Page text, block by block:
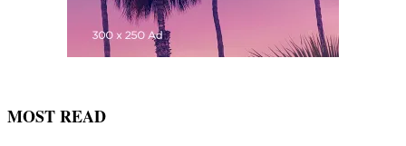
MOST READ